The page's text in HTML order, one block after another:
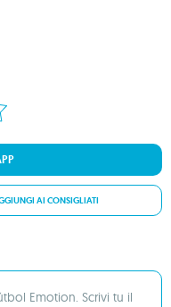
AI CONSIGLIATI
Emotion. Scrivi tu il